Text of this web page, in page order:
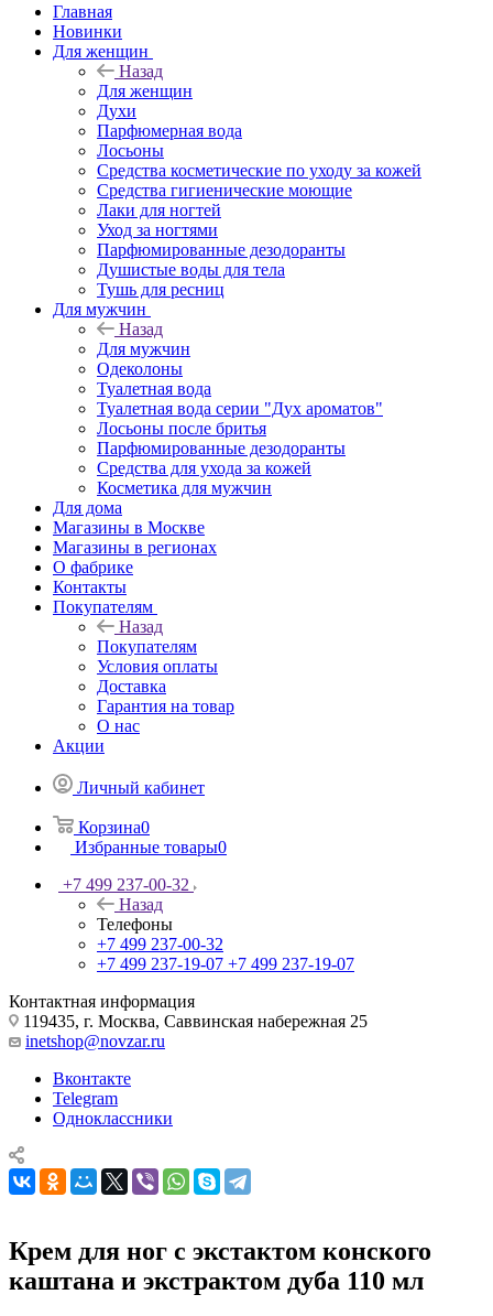
Главная
Новинки
Для женщин
Назад
Для женщин
Духи
Парфюмерная вода
Лосьоны
Средства косметические по уходу за кожей
Средства гигиенические моющие
Лаки для ногтей
Уход за ногтями
Парфюмированные дезодоранты
Душистые воды для тела
Тушь для ресниц
Для мужчин
Назад
Для мужчин
Одеколоны
Туалетная вода
Туалетная вода серии "Дух ароматов"
Лосьоны после бритья
Парфюмированные дезодоранты
Средства для ухода за кожей
Косметика для мужчин
Для дома
Магазины в Москве
Магазины в регионах
О фабрике
Контакты
Покупателям
Назад
Покупателям
Условия оплаты
Доставка
Гарантия на товар
О нас
Акции
Личный кабинет
Корзина0
Избранные товары0
+7 499 237-00-32
Назад
Телефоны
+7 499 237-00-32
+7 499 237-19-07 +7 499 237-19-07
Контактная информация
119435, г. Москва, Саввинская набережная 25
inetshop@novzar.ru
Вконтакте
Telegram
Одноклассники
Крем для ног с экстактом конского
каштана и экстрактом дуба 110 мл